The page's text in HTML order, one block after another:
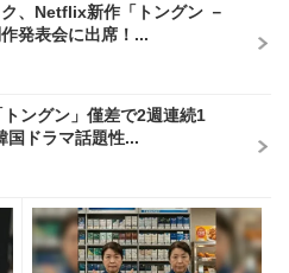
、Netflix新作「トングン －
発表会に出席！...
ングン」僅差で2週連続1
国ドラマ話題性...